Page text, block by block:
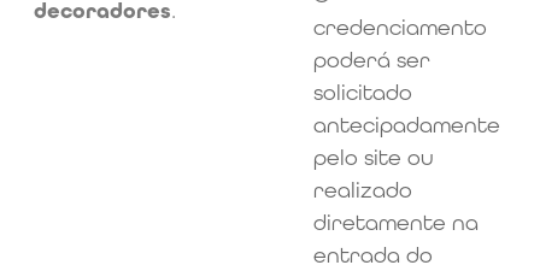
decoradores.
credenciamento
poderá ser
solicitado
antecipadamente
pelo site ou
realizado
diretamente na
entrada do